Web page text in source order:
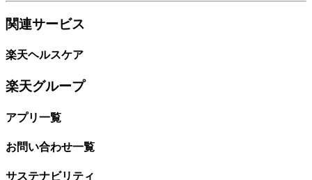
関連サービス
楽天ヘルスケア
楽天グループ
アプリ一覧
お問い合わせ一覧
サステナビリティ